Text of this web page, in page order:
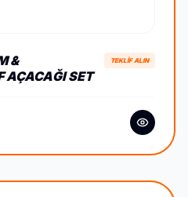
&
AÇACAĞI SET
TEKLİF ALIN